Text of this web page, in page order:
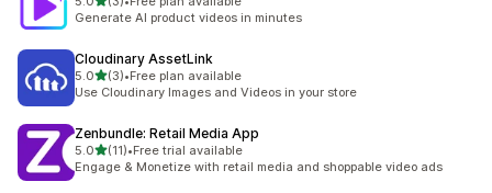
총 리뷰 3개
Generate AI product videos in minutes
Cloudinary AssetLink
5.0별 5개 중
(3)
총 리뷰 3개
•Free plan available
Use Cloudinary Images and Videos in your store
Zenbundle: Retail Media App
5.0별 5개 중
(11)
총 리뷰 11개
•Free trial available
Engage & Monetize with retail media and shoppable video ads